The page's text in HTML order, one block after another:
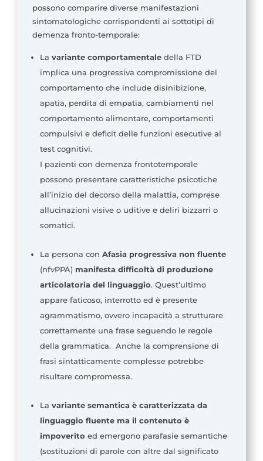
possono comparire diverse manifestazioni
sintomatologiche corrispondenti ai sottotipi di
demenza fronto-temporale:
La variante comportamentaledella FTD
implica una progressiva compromissione del
comportamento che include disinibizione,
apatia, perdita di empatia, cambiamenti nel
comportamento alimentare, comportamenti
compulsivi e deficit delle funzioni esecutive ai
test cognitivi.
I pazienti con demenza frontotemporale
possono presentare caratteristiche psicotiche
all’inizio del decorso della malattia, comprese
allucinazioni visive o uditive e deliri bizzarri o
somatici.
La persona con Afasia progressiva non fluente
(nfvPPA) manifesta difficoltà di produzione
articolatoria del linguaggio. Quest’ultimo
appare faticoso, interrotto ed è presente
agrammatismo, ovvero incapacità a strutturare
correttamente una frase seguendo le regole
della grammatica. Anche la comprensione di
frasi sintatticamente complesse potrebbe
risultare compromessa.
La variante semantica è caratterizzata da
linguaggio fluente ma il contenuto è
impoverito ed emergono parafasie semantiche
(sostituzioni di parole con altre dal significato